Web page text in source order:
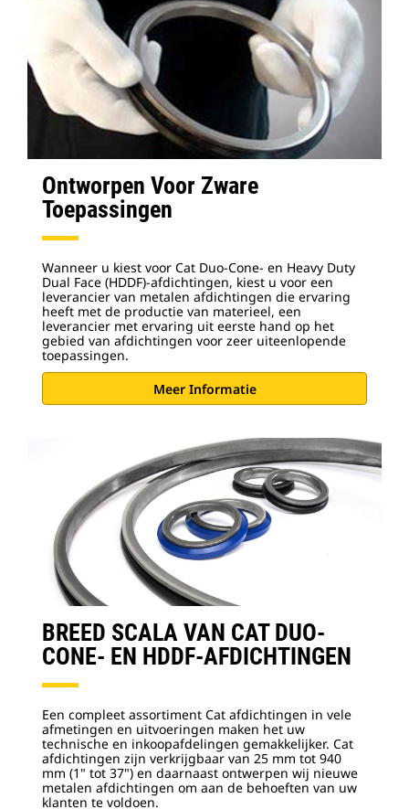
Ontworpen Voor Zware
Toepassingen
Wanneer u kiest voor Cat Duo-Cone- en Heavy Duty
Dual Face (HDDF)-afdichtingen, kiest u voor een
leverancier van metalen afdichtingen die ervaring
heeft met de productie van materieel, een
leverancier met ervaring uit eerste hand op het
gebied van afdichtingen voor zeer uiteenlopende
toepassingen.
Meer Informatie
BREED SCALA VAN CAT DUO-
CONE- EN HDDF-AFDICHTINGEN
Een compleet assortiment Cat afdichtingen in vele
afmetingen en uitvoeringen maken het uw
technische en inkoopafdelingen gemakkelijker. Cat
afdichtingen zijn verkrijgbaar van 25 mm tot 940
mm (1" tot 37") en daarnaast ontwerpen wij nieuwe
metalen afdichtingen om aan de behoeften van uw
klanten te voldoen.